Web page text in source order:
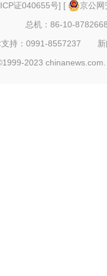
证040655号] [
京公
总机：86-10-
持：0991-8557237
2023